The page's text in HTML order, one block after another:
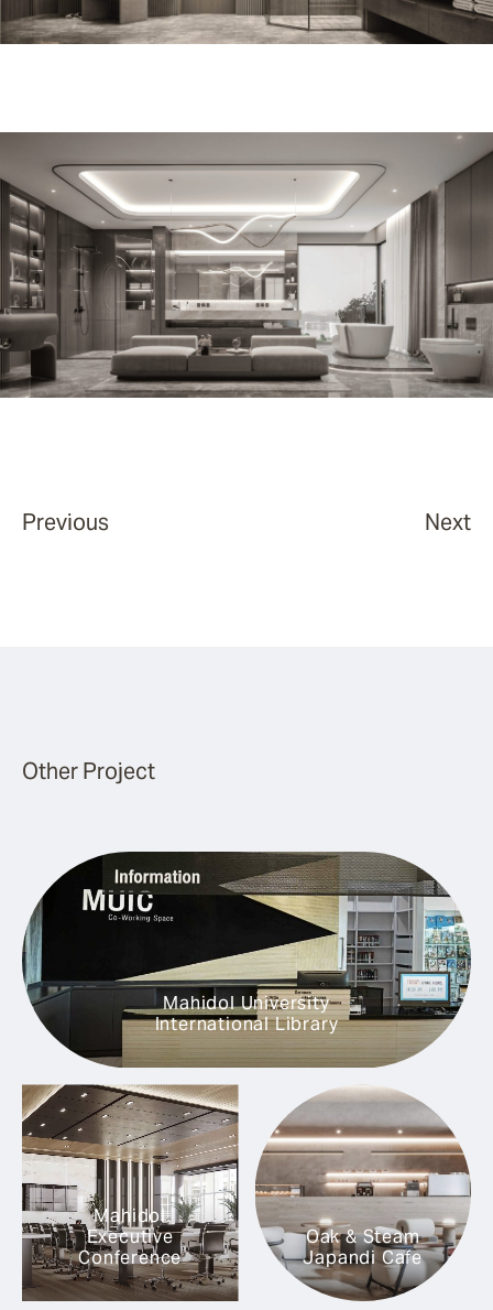
Previous Next
Other Project
Mahidol University
International Library
Mahidol
Executive
Conference
Oak & Steam
Japandi Cafe